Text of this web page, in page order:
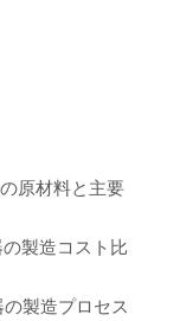
原材料と主要
製造コスト比
製造プロセス